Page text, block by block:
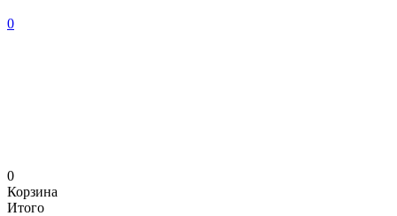
0
0
Корзина
Итого